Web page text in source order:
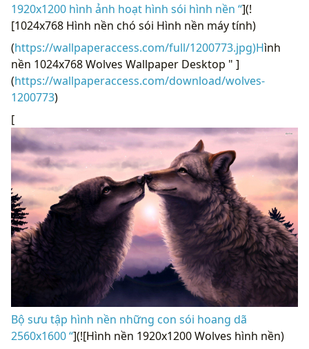
1920x1200 hình ảnh hoạt hình sói hình nền “](!
[1024x768 Hình nền chó sói Hình nền máy tính)
(https://wallpaperaccess.com/full/1200773.jpg)Hình
nền 1024x768 Wolves Wallpaper Desktop " ]
(https://wallpaperaccess.com/download/wolves-
1200773)
[
Bộ sưu tập hình nền những con sói hoang dã
2560x1600 “](![Hình nền 1920x1200 Wolves hình nền)